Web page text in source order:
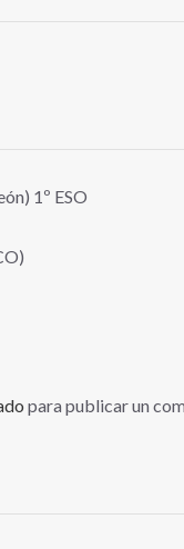
1º ESO
para publicar un